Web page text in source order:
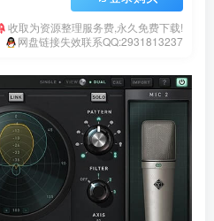
收取为资源整理服务费,永久免费下载!
网盘链接失效联系QQ:2931813237